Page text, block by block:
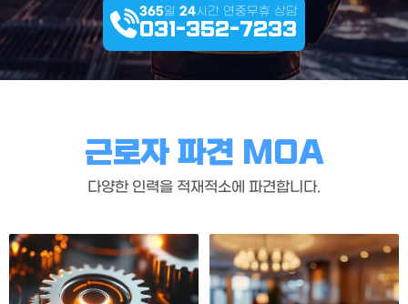
365일 24시간 연중무휴 상담
031-352-7233
근로자 파견 MOA
다양한 인력을 적재적소에 파견합니다.